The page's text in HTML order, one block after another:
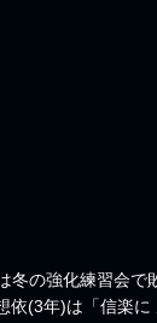
の強化練習会で
(3年)は「信楽